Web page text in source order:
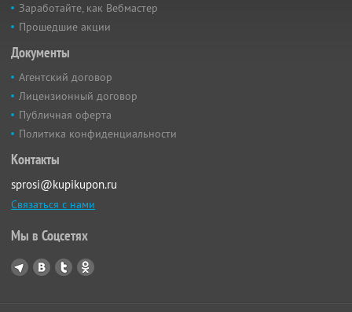
Заработайте, как Вебмастер
Прошедшие акции
Документы
Агентский договор
Лицензионный договор
Публичная оферта
Политика конфиденциальности
Контакты
sprosi@kupikupon.ru
Связаться с нами
Мы в Соцсетях